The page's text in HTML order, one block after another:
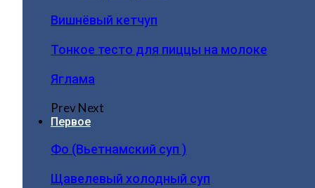
Вишнёвый кетчуп
Тонкое тесто для пиццы на молоке
Яглама
PrevNext
Первое
Фо (Вьетнамский суп )
Щавелевый холодный суп